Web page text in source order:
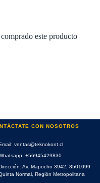
este producto
CON NOSOTROS
ventas@teknokont.cl
+56945429830
Av. Mapocho 3942, 8501099
Normal, Región Metropolitana